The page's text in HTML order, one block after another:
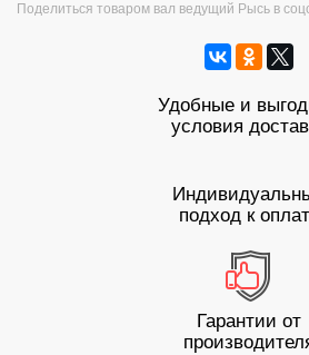
Поделиться товаром вал ведущий Рысь в
Удобные и
условия
подход к
Гарантии от